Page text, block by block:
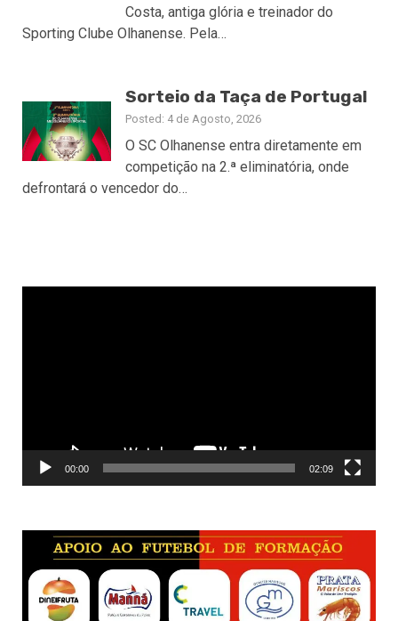
Costa, antiga glória e treinador do
Sporting Clube Olhanense. Pela…
Sorteio da Taça de Portugal
Posted: 4 de Agosto, 2026
O SC Olhanense entra diretamente em
competição na 2.ª eliminatória, onde
defrontará o vencedor do…
00:00 02:09